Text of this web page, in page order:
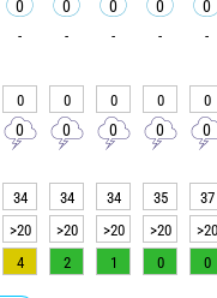
0 0 0 0 0
- - - - -
0 0 0 0 0
0 0 0 0 0
34 34 34 35 37
>20 >20 >20 >20 >20
4 2 1 0 0